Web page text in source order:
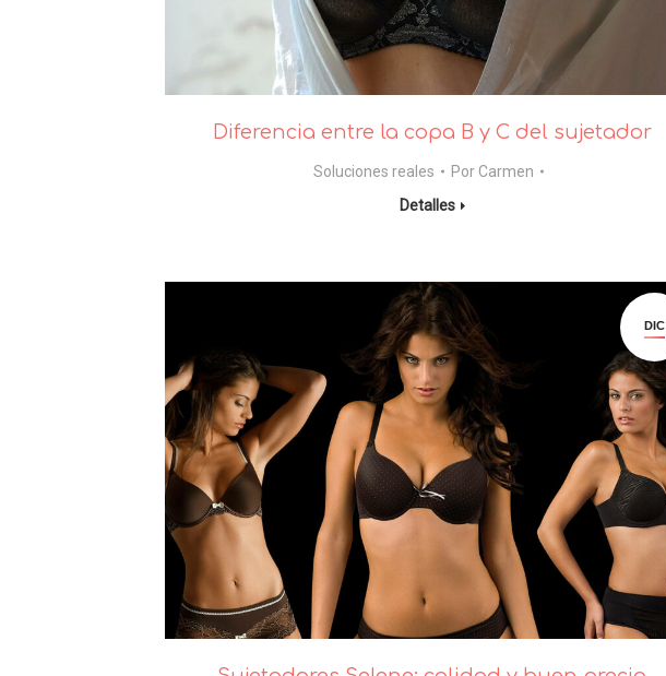
Diferencia entre la copa B y C del sujetador
Soluciones reales Por Carmen
Detalles
DIC